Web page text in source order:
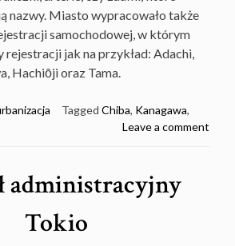
nazwy. Miasto wypracowało także
samochodowej, w którym
rejestracji jak na przykład: Adachi,
Hachiōji oraz Tama.
Tagged Chiba, Kanagawa,
Leave a comment
administracyjny
Tokio